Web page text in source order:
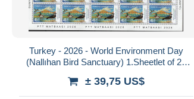
Turkey - 2026 - World Environment Day
(Nallıhan Bird Sanctuary) 1.Sheetlet of 25
± 39,75 US$